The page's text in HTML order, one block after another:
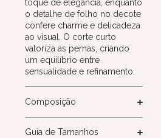
toque de elegância, enquanto
o detalhe de folho no decote
confere charme e delicadeza
ao visual. O corte curto
valoriza as pernas, criando
um equilíbrio entre
sensualidade e refinamento.
Composição
Guia de Tamanhos